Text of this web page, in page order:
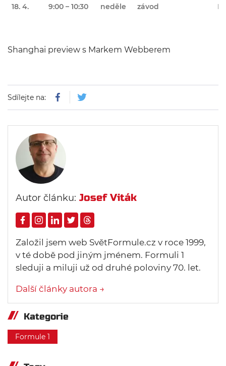
18. 4.
9:00 – 10:30 neděle závod
Shanghai preview s Markem Webberem
Sdílejte na:
Autor článku: Josef Viták
Založil jsem web SvětFormule.cz v roce 1999,
v té době pod jiným jménem. Formuli 1
sleduji a miluji už od druhé poloviny 70. let.
Další články autora →
Kategorie
Formule 1